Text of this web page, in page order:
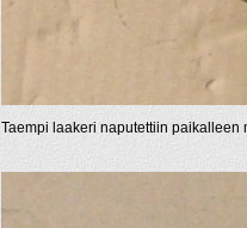
Taempi laakeri naputettiin paikalleen